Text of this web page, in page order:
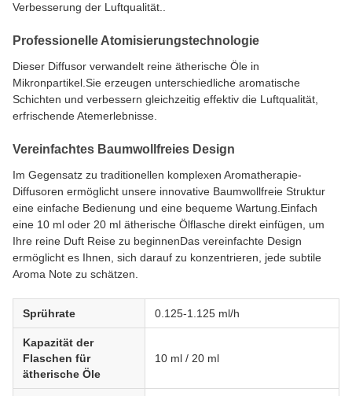
Verbesserung der Luftqualität..
Professionelle Atomisierungstechnologie
Dieser Diffusor verwandelt reine ätherische Öle in
Mikronpartikel.Sie erzeugen unterschiedliche aromatische
Schichten und verbessern gleichzeitig effektiv die Luftqualität,
erfrischende Atemerlebnisse.
Vereinfachtes Baumwollfreies Design
Im Gegensatz zu traditionellen komplexen Aromatherapie-
Diffusoren ermöglicht unsere innovative Baumwollfreie Struktur
eine einfache Bedienung und eine bequeme Wartung.Einfach
eine 10 ml oder 20 ml ätherische Ölflasche direkt einfügen, um
Ihre reine Duft Reise zu beginnenDas vereinfachte Design
ermöglicht es Ihnen, sich darauf zu konzentrieren, jede subtile
Aroma Note zu schätzen.
Sprührate 0.125-1.125 ml/h
Kapazität der
Flaschen für
ätherische Öle
10 ml / 20 ml